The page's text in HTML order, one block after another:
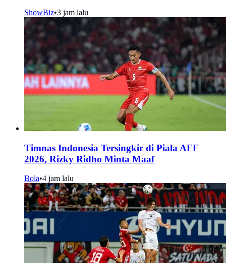
ShowBiz•3 jam lalu
Timnas Indonesia Tersingkir di Piala AFF
2026, Rizky Ridho Minta Maaf
Bola•4 jam lalu